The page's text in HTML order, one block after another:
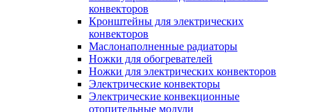
конвекторов
Кронштейны для электрических
конвекторов
Маслонаполненные радиаторы
Ножки для обогревателей
Ножки для электрических конвекторов
Электрические конвекторы
Электрические конвекционные
отопительные модули